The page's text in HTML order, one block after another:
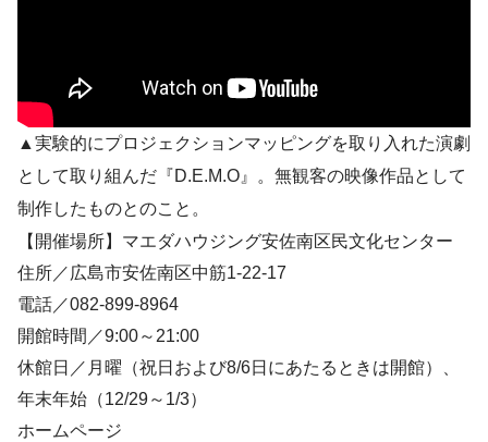
▲実験的にプロジェクションマッピングを取り入れた演劇
として取り組んだ『D.E.M.O』。無観客の映像作品として
制作したものとのこと。
【開催場所】マエダハウジング安佐南区民文化センター
住所／広島市安佐南区中筋1-22-17
電話／082-899-8964
開館時間／9:00～21:00
休館日／月曜（祝日および8/6日にあたるときは開館）、
年末年始（12/29～1/3）
ホームページ